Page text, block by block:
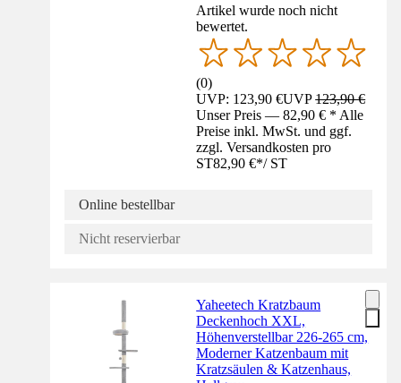
Artikel wurde noch nicht
bewertet.
(0)
UVP: 123,90 €UVP123,90 €
Unser Preis — 82,90 € * Alle
Preise inkl. MwSt. und ggf.
zzgl. Versandkosten pro
ST82,90 €*/ ST
Online bestellbar
Nicht reservierbar
Yaheetech Kratzbaum
Deckenhoch XXL,
Höhenverstellbar 226-265 cm,
Moderner Katzenbaum mit
Kratzsäulen & Katzenhaus,